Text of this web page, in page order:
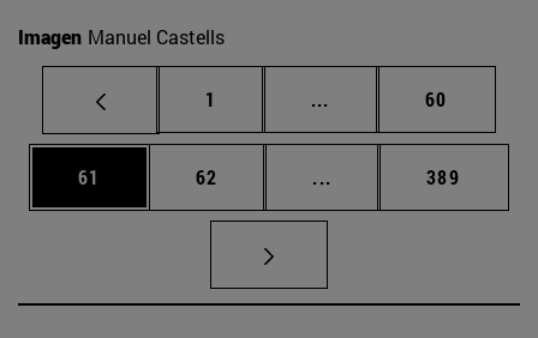
Imagen Manuel Castells
Página
1 ... Páginas intermedias
Página
60
Página
61 Página
62 ... Páginas intermedias
Página
389